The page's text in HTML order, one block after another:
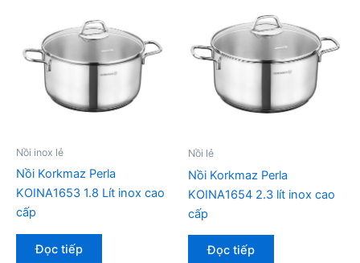
Nồi inox lẻ
Nồi Korkmaz Perla
KOINA1653 1.8 Lít inox cao
cấp
Đọc tiếp
Nồi lẻ
Nồi Korkmaz Perla
KOINA1654 2.3 lít inox cao
cấp
Đọc tiếp